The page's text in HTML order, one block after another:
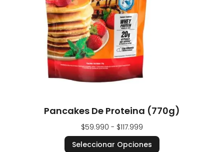
Pancakes De Proteina (770g)
$59.990 - $117.999
Seleccionar Opciones